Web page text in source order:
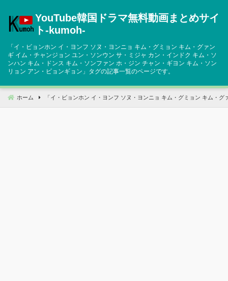
YouTube韓国ドラマ無料動画まとめサイ
ト‐kumoh‐
「イ・ビョンホン イ・ヨンフ ソヌ・ヨンニョ キム・グミョン キム・グァン
ギ イム・チャンジョン ユン・ソンウン サ・ミジャ カン・インドク キム・ソ
ンハン キム・ドンス キム・ソンファン ホ・ジン チャン・ギヨン キム・ソン
リョン アン・ビョンギョン 」タグの記事一覧のページです。
ホーム 「 イ・ビョンホン イ・ヨンフ ソヌ・ヨンニョ キム・グミョン キム・